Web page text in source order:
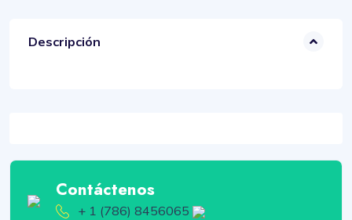
Descripción
Contáctenos
+ 1 (786) 8456065